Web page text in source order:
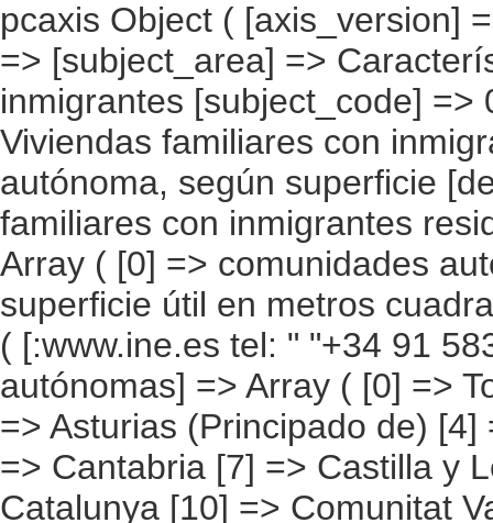
pcaxis Object ( [axis_version] => [creation_date] => 20080709 [note] => [subject_area] => Características de las viviendas de los inmigrantes [subject_code] => 01 [matrix] => 01002 [title] => Viviendas familiares con inmigrantes residentes por comunidad autónoma, según superficie [description] => [contents] => Viviendas familiares con inmigrantes residentes [units] => viviendas [stub] => Array ( [0] => comunidades autónomas ) [heading] => Array ( [0] => superficie útil en metros cuadrados ) [prestext] => [values] => Array ( [:www.ine.es tel: " "+34 91 5839100 "; VALUES("comunidades autónomas] => Array ( [0] => Total [1] => Andalucía [2] => Aragón [3] => Asturias (Principado de) [4] => Balears (IIles) [5] => Canarias [6] => Cantabria [7] => Castilla y León [8] => Castilla-La Mancha [9] => Catalunya [10] => Comunitat Valenciana [11] => Extremadura [12] => Galicia [13] => Madrid (Comunidad de) [14] => Murcia(Región de) [15] => Navarra(Comunidad Foral de) [16] => País Vasco [17] => Rioja (La) [18] => Ceuta [19] => Melilla ) [superficie útil en metros cuadrados] => Array ( [0] => Total [1] => Hasta 60 m2 [2] => De 61 a 75 m2 [3] => De 76 a 90 m2 [4] => De 91 a 105 m2 [5] => Más de 105 m2 [6] => No Sabe ) ) [codes] => Array ( [comunidades autónomas] => "CA00","CA01","CA02","CA03","CA04","CA05", "CA06","CA07","CA08","CA09","CA10","CA11","CA12","CA13","CA14","CA15", "CA16","CA17","CA18","CA19" ) [map] => Array ( [comunidades autónomas] => "spain_regions_img_ind" ) [decimals] => 0 [showdecimals] => 0 [source] => Instituto Nacional de Estadística [contact] => INE Difusión. Internet: www.ine.es/infoine [copyright] => YES [infofile] => [data]